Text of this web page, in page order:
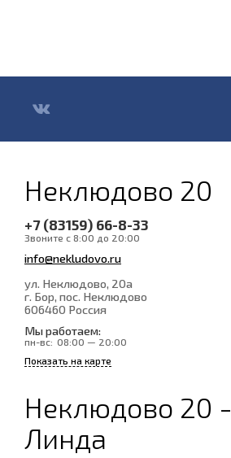
Неклюдово 20
+7 (83159) 66-8-33
Звоните с 8:00 до 20:00
info@nekludovo.ru
ул. Неклюдово, 20а
г. Бор, пос. Неклюдово
606460 Россия
Мы работаем:
пн-вс: 08:00 — 20:00
Показать на карте
Неклюдово 20 -
Линда